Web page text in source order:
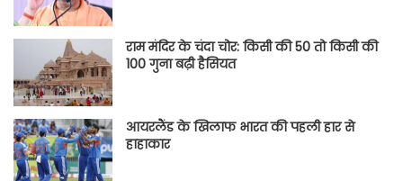
राम मंदिर के चंदा चोर: किसी की 50 तो किसी की
100 गुना बढ़ी हैसियत
आयरलैंड के खिलाफ भारत की पहली हार से
हाहाकार